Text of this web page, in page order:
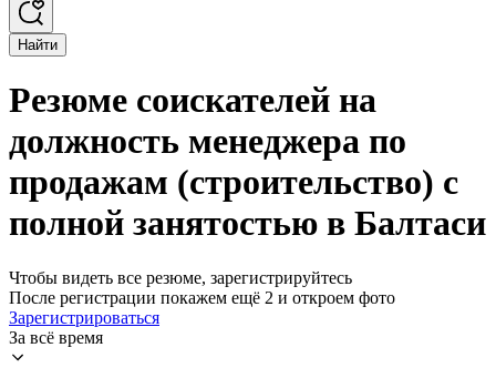
Найти
Резюме соискателей на
должность менеджера по
продажам (строительство) с
полной занятостью в Балтаси
Чтобы видеть все резюме, зарегистрируйтесь
После регистрации покажем ещё 2 и откроем фото
Зарегистрироваться
За всё время